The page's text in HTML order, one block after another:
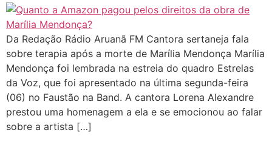
Da Redação Rádio Aruanã FM Cantora sertaneja fala
sobre terapia após a morte de Marília Mendonça Marília
Mendonça foi lembrada na estreia do quadro Estrelas
da Voz, que foi apresentado na última segunda-feira
(06) no Faustão na Band. A cantora Lorena Alexandre
prestou uma homenagem a ela e se emocionou ao falar
sobre a artista […]